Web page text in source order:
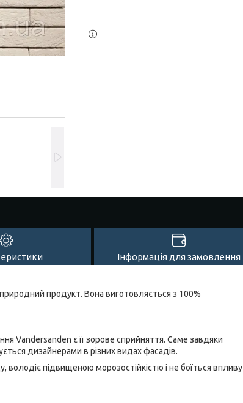
Інформація для замовлення
продукт. Вона виготовляється з 100%
Vandersanden є її зорове сприйняття. Саме завдяки
дизайнерами в різних видах фасадів.
підвищеною морозостійкістю і не боїться впливу